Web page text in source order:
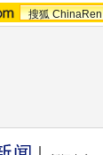
搜狐 ChinaRen